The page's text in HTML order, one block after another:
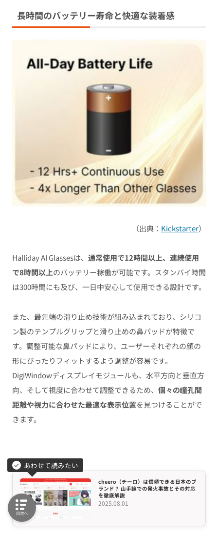
長時間のバッテリー寿命と快適な装着感
（出典： Kickstarter）
Halliday AI Glassesは、 通常使用で12時間以上、連続使用
で8時間以上のバッテリー稼働が可能です。スタンバイ時間
は300時間にも及び、一日中安心して使用できる設計です。
また、最先端の滑り止め技術が組み込まれており、シリコ
ン製のテンプルグリップと滑り止めの鼻パッドが特徴で
す。調整可能な鼻パッドにより、ユーザーそれぞれの顔の
形にぴったりフィットするよう調整が容易です。
DigiWindowディスプレイモジュールも、水平方向と垂直方
向、そして視度に合わせて調整できるため、 個々の瞳孔間
距離や視力に合わせた最適な表示位置を見つけることがで
きます。
あわせて読みたい
cheero（チーロ）は信頼できる日本のブ
ランド？ 山手線での発火事故とその対応
を徹底解説
2025.08.01
目次へ